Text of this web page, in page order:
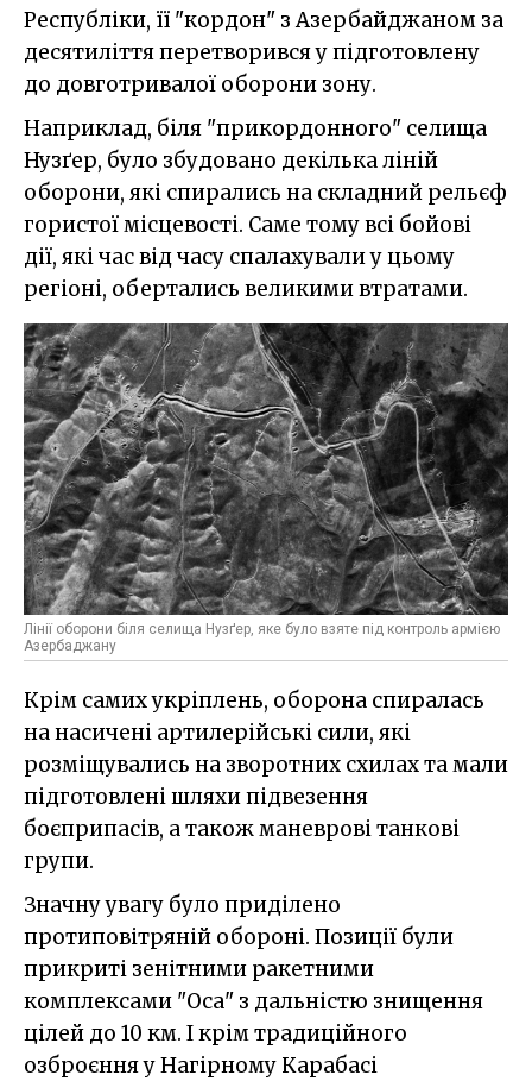
Республіки, її "кордон" з Азербайджаном за
десятиліття перетворився у підготовлену
до довготривалої оборони зону.
Наприклад, біля "прикордонного" селища
Нузґер, було збудовано декілька ліній
оборони, які спирались на складний рельєф
гористої місцевості. Саме тому всі бойові
дії, які час від часу спалахували у цьому
регіоні, обертались великими втратами.
Лінії оборони біля селища Нузґер, яке було взяте під контроль армією
Азербаджану
Крім самих укріплень, оборона спиралась
на насичені артилерійські сили, які
розміщувались на зворотних схилах та мали
підготовлені шляхи підвезення
боєприпасів, а також маневрові танкові
групи.
Значну увагу було приділено
протиповітряній обороні. Позиції були
прикриті зенітними ракетними
комплексами "Оса" з дальністю знищення
цілей до 10 км. І крім традиційного
озброєння у Нагірному Карабасі